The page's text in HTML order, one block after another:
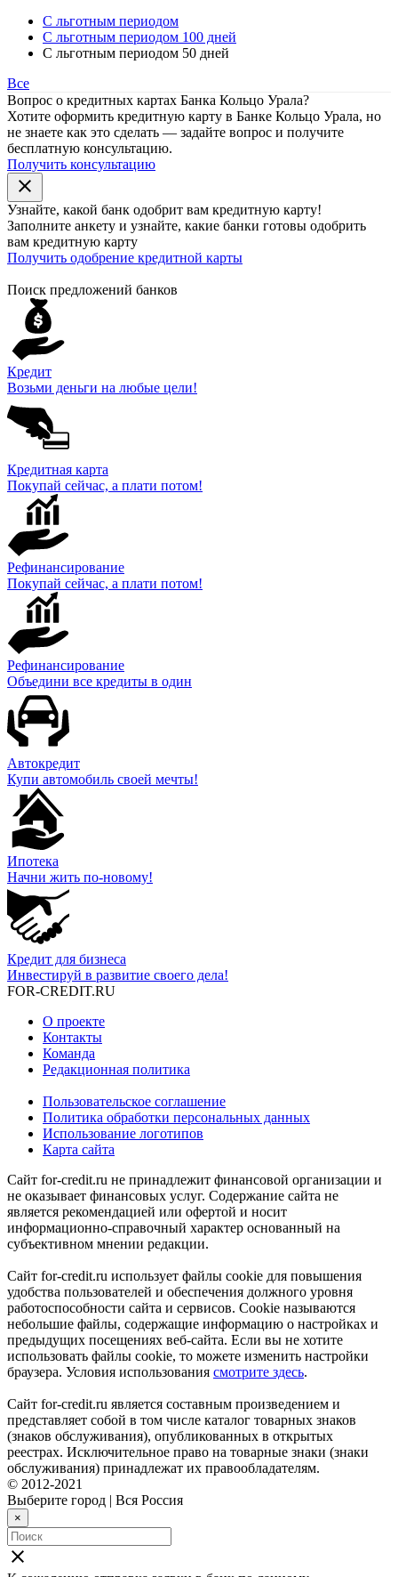
С льготным периодом
С льготным периодом 100 дней
С льготным периодом 50 дней
Все
Вопрос о кредитных картах Банка Кольцо Урала?
Хотите оформить кредитную карту в Банке Кольцо Урала, но
не знаете как это сделать — задайте вопрос и получите
бесплатную консультацию.
Получить консультацию
close
Узнайте, какой банк одобрит вам кредитную карту!
Заполните анкету и узнайте, какие банки готовы одобрить
вам кредитную карту
Получить одобрение кредитной карты
Поиск предложений банков
Кредит
Возьми деньги на любые цели!
Кредитная карта
Покупай сейчас, а плати потом!
Рефинансирование
Покупай сейчас, а плати потом!
Рефинансирование
Объедини все кредиты в один
Автокредит
Купи автомобиль своей мечты!
Ипотека
Начни жить по-новому!
Кредит для бизнеса
Инвестируй в развитие своего дела!
FOR-CREDIT.RU
О проекте
Контакты
Команда
Редакционная политика
Пользовательское соглашение
Политика обработки персональных данных
Использование логотипов
Карта сайта
Сайт for-credit.ru не принадлежит финансовой организации и
не оказывает финансовых услуг. Содержание сайта не
является рекомендацией или офертой и носит
информационно-справочный характер основанный на
субъективном мнении редакции.
Сайт for-credit.ru использует файлы cookie для повышения
удобства пользователей и обеспечения должного уровня
работоспособности сайта и сервисов. Cookie называются
небольшие файлы, содержащие информацию о настройках и
предыдущих посещениях веб-сайта. Если вы не хотите
использовать файлы cookie, то можете изменить настройки
браузера. Условия использования смотрите здесь.
Сайт for-credit.ru является составным произведением и
представляет собой в том числе каталог товарных знаков
(знаков обслуживания), опубликованных в открытых
реестрах. Исключительное право на товарные знаки (знаки
обслуживания) принадлежат их правообладателям.
© 2012-2021
Выберите город | Вся Россия
×
close